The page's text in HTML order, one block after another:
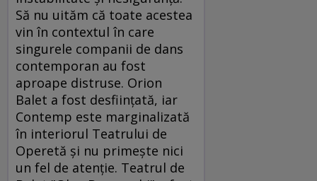
Să nu uităm că toate acestea
vin în contextul în care
singurele companii de dans
contemporan au fost
aproape distruse. Orion
Balet a fost desfiinţată, iar
Contemp este marginalizată
în interiorul Teatrului de
Operetă şi nu primeşte nici
un fel de atenţie. Teatrul de